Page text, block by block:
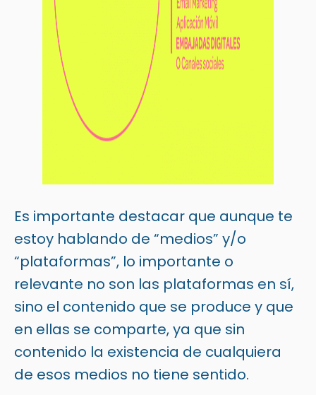
Es importante destacar que aunque te
estoy hablando de “medios” y/o
“plataformas”, lo importante o
relevante no son las plataformas en sí,
sino el contenido que se produce y que
en ellas se comparte, ya que sin
contenido la existencia de cualquiera
de esos medios no tiene sentido.